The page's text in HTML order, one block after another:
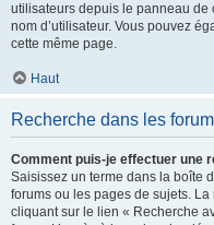
utilisateurs depuis le panneau de
nom d’utilisateur. Vous pouvez
cette même page.
Haut
Recherche dans les
Comment puis-je effectuer une
Saisissez un terme dans la boîte
forums ou les pages de sujets.
cliquant sur le lien « Recherche